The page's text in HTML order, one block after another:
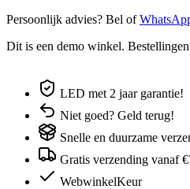
Persoonlijk advies? Bel of
Dit is een demo winkel.
LED met 2 jaar garantie!
Niet goed? Geld terug!
Snelle en duurzame
Gratis verzending vanaf
WebwinkelKeur